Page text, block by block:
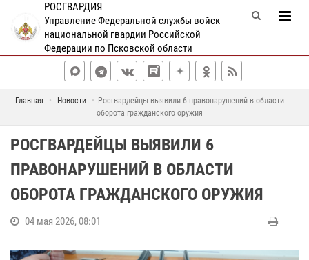
РОСГВАРДИЯ
Управление Федеральной службы войск
национальной гвардии Российской
Федерации по Псковской области
Главная Новости
Росгвардейцы выявили 6 правонарушений в области
оборота гражданского оружия
РОСГВАРДЕЙЦЫ ВЫЯВИЛИ 6
ПРАВОНАРУШЕНИЙ В ОБЛАСТИ
ОБОРОТА ГРАЖДАНСКОГО ОРУЖИЯ
04 мая 2026, 08:01